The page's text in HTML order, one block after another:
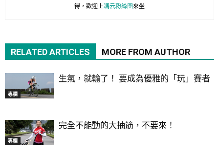
得，歡迎上馮云粉絲團來坐
RELATED ARTICLES MORE FROM AUTHOR
專欄
生氣，就輸了！ 要成為優雅的「玩」賽者
專欄
完全不能動的大抽筋，不要來！